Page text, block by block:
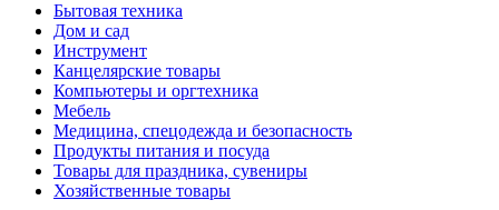
Бытовая техника
Дом и сад
Инструмент
Канцелярские товары
Компьютеры и оргтехника
Мебель
Медицина, спецодежда и безопасность
Продукты питания и посуда
Товары для праздника, сувениры
Хозяйственные товары